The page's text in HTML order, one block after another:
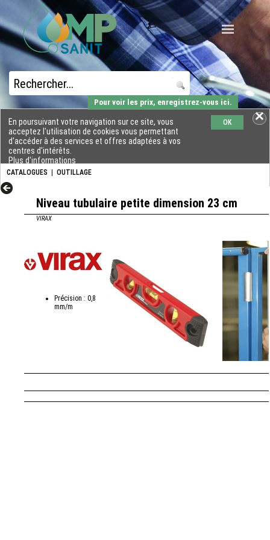
CATALOGUES OUTILLAGE
En poursuivant votre navigation sur ce site, vous
acceptez l'utilisation de cookies vous permettant
d'accéder à des services et offres adaptées à vos
centres d'intérêts.
Plus d'informations
OK
Pour voir les prix, enregistrez-vous ici.